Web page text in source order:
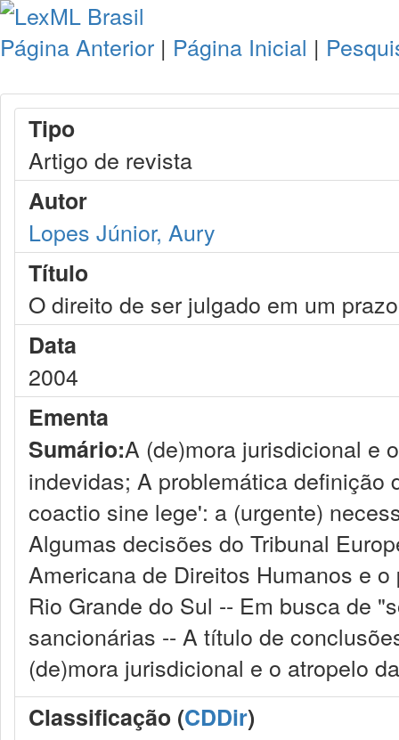
Página Anterior | Página Inicial |
Tipo
Artigo de revista
Autor
Lopes Júnior, Aury
Título
O direito de ser julgado em um
Data
2004
Ementa
Sumário:A (de)mora jurisdicional e
indevidas; A problemática definição
coactio sine lege': a (urgente)
Algumas decisões do Tribunal
Americana de Direitos Humanos e
Rio Grande do Sul -- Em busca de
sancionárias -- A título de
(de)mora jurisdicional e o atropelo
Classificação (CDDir)